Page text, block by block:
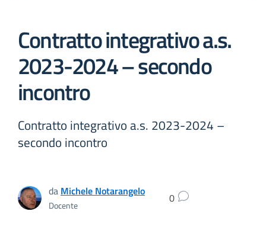
Contratto integrativo a.s.
2023-2024 – secondo
incontro
Contratto integrativo a.s. 2023-2024 –
secondo incontro
da Michele Notarangelo
Docente 0